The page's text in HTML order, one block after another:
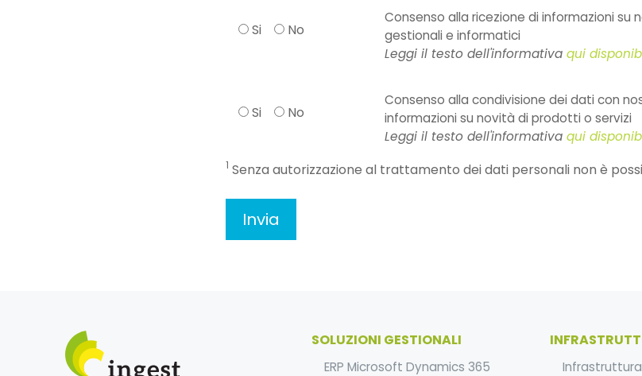
Si No
Consenso alla ricezione di informazioni su
gestionali e informatici
Leggi il testo dell'informativa qui
Si No
Consenso alla condivisione dei dati con
informazioni su novità di prodotti o servizi
Leggi il testo dell'informativa qui
1 Senza autorizzazione al trattamento dei dati personali non è
SOLUZIONI GESTIONALI
ERP Microsoft Dynamics 365
Infrastruttura